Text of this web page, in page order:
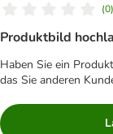
(0)
Produktbild
Haben Sie ein
das Sie anderen